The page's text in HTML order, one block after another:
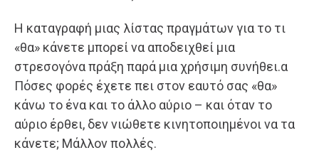
Η καταγραφή μιας λίστας πραγμάτων για το τι
«θα» κάνετε μπορεί να αποδειχθεί μια
στρεσογόνα πράξη παρά μια χρήσιμη συνήθει.α
Πόσες φορές έχετε πει στον εαυτό σας «θα»
κάνω το ένα και το άλλο αύριο – και όταν το
αύριο έρθει, δεν νιώθετε κινητοποιημένοι να τα
κάνετε; Μάλλον πολλές.